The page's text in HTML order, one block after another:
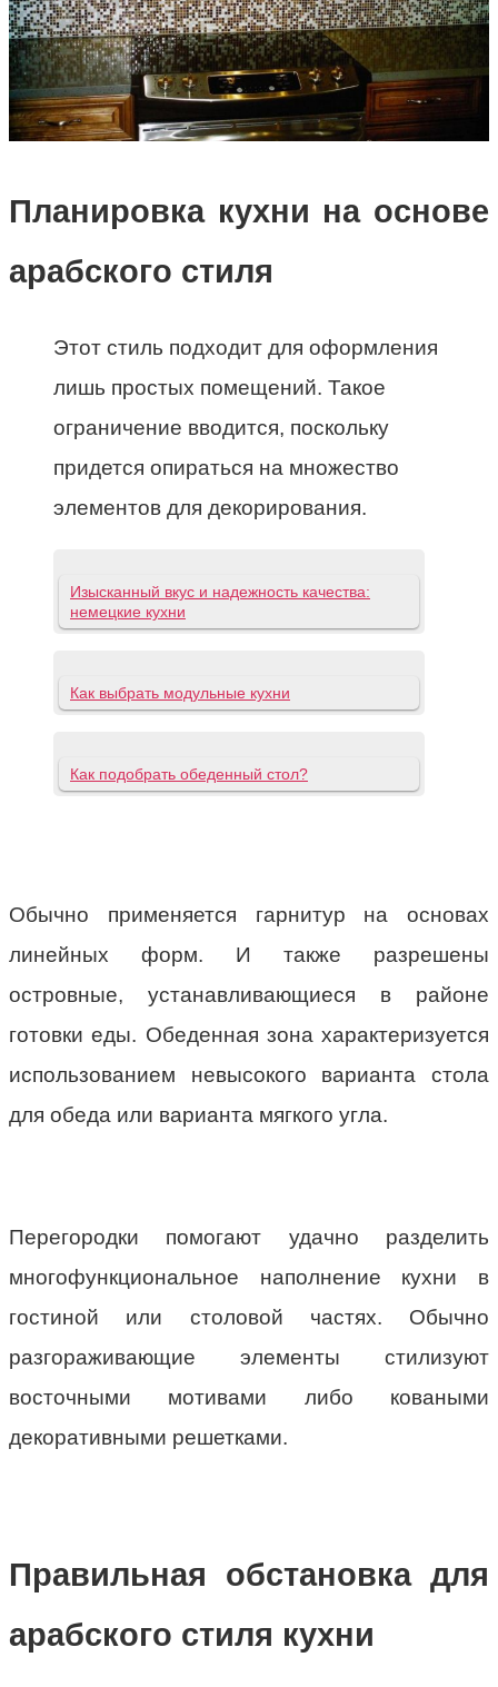
Планировка кухни на основе
арабского стиля
Этот стиль подходит для оформления
лишь простых помещений. Такое
ограничение вводится, поскольку
придется опираться на множество
элементов для декорирования.
Изысканный вкус и надежность качества:
немецкие кухни
Как выбрать модульные кухни
Как подобрать обеденный стол?
Обычно применяется гарнитур на основах
линейных форм. И также разрешены
островные, устанавливающиеся в районе
готовки еды. Обеденная зона характеризуется
использованием невысокого варианта стола
для обеда или варианта мягкого угла.
Перегородки помогают удачно разделить
многофункциональное наполнение кухни в
гостиной или столовой частях. Обычно
разгораживающие элементы стилизуют
восточными мотивами либо коваными
декоративными решетками.
Правильная обстановка для
арабского стиля кухни